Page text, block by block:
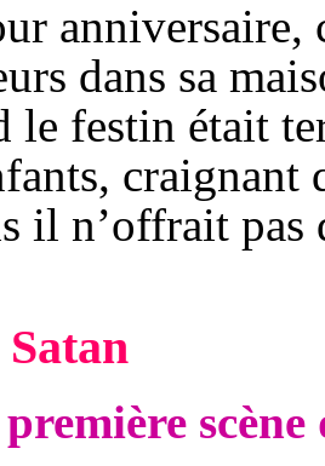
anniversaire,
dans sa
le festin était
craignant
il n’offrait
Satan
scène